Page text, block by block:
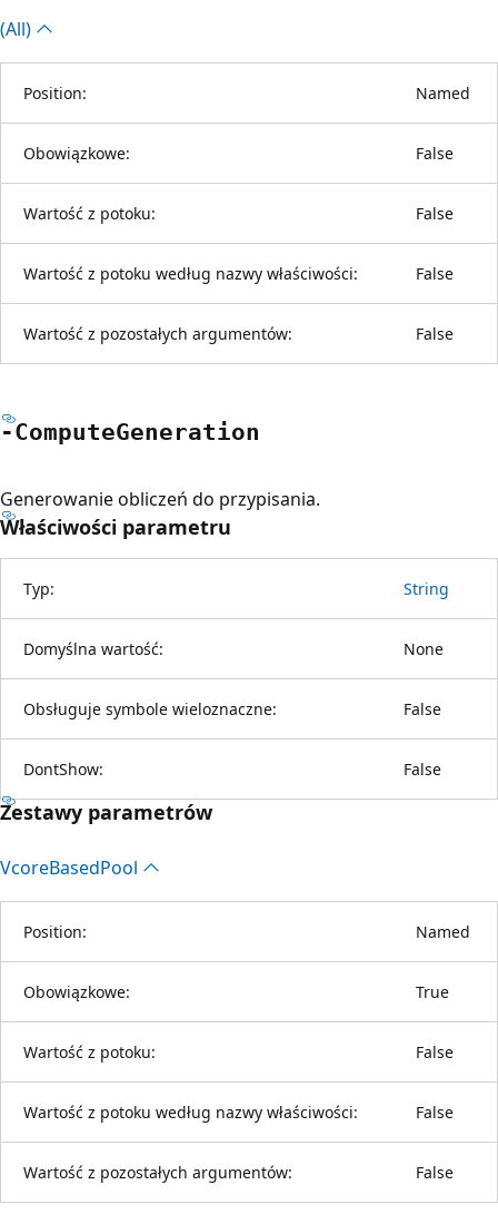
(All)
Position: Named
Obowiązkowe: False
Wartość z potoku: False
Wartość z potoku według nazwy właściwości: False
Wartość z pozostałych argumentów: False
-ComputeGeneration
Generowanie obliczeń do przypisania.
Właściwości parametru
Typ: String
Domyślna wartość: None
Obsługuje symbole wieloznaczne: False
DontShow: False
Zestawy parametrów
VcoreBasedPool
Position: Named
Obowiązkowe: True
Wartość z potoku: False
Wartość z potoku według nazwy właściwości: False
Wartość z pozostałych argumentów: False